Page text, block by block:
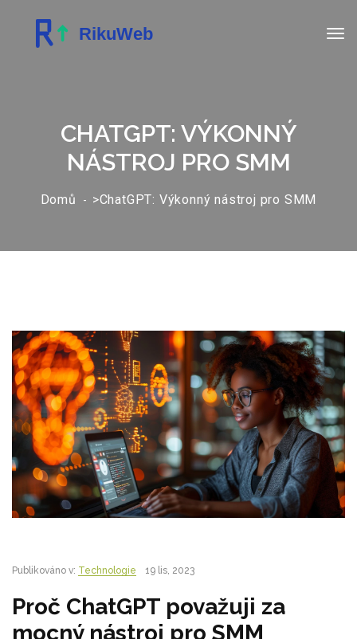
CHATGPT: VÝKONNÝ
NÁSTROJ PRO SMM
Domů >ChatGPT: Výkonný nástroj pro SMM
Publikováno v: Technologie 19 lis, 2023
Proč ChatGPT považuji za
mocný nástroj pro SMM